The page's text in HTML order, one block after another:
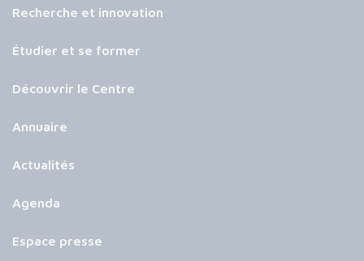
Recherche et innovation
Étudier et se former
Découvrir le Centre
Annuaire
Actualités
Agenda
Espace presse